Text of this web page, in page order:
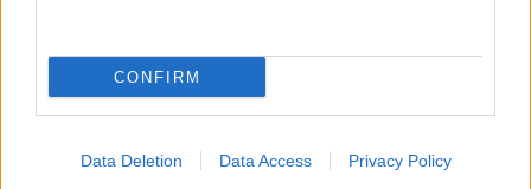
CONFIRM
Data Deletion Data Access Privacy Policy